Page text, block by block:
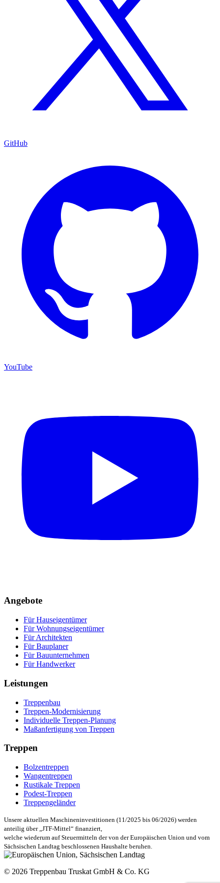
GitHub
YouTube
Angebote
Für Hauseigentümer
Für Wohnungseigentümer
Für Architekten
Für Bauplaner
Für Bauunternehmen
Für Handwerker
Leistungen
Treppenbau
Treppen-Modernisierung
Individuelle Treppen-Planung
Maßanfertigung von Treppen
Treppen
Bolzentreppen
Wangentreppen
Rustikale Treppen
Podest-Treppen
Treppengeländer
Unsere aktuellen Maschineninvestitionen (11/2025 bis 06/2026) werden
anteilig über „JTF-Mittel“ finanziert,
welche wiederum auf Steuermitteln der von der Europäischen Union und vom
Sächsischen Landtag beschlossenen Haushalte beruhen.
© 2026 Treppenbau Truskat GmbH & Co. KG